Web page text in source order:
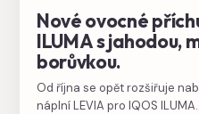
Nové ovocné
ILUMA s jahodou,
borůvkou.
Od října se opět rozšiřuje
náplní LEVIA pro IQOS